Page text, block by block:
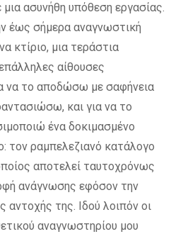
ασυνήθη υπόθεση εργασίας.
έως σήμερα αναγνωστική
κτίριο, μια τεράστια
αίθουσες
να το αποδώσω με σαφήνεια
και για να το
ένα δοκιμασμένο
τον ραμπελεζιανό κατάλογο
αποτελεί ταυτοχρόνως
ανάγνωσης εφόσον την
αντοχής της. Ιδού λοιπόν οι
αναγνωστηρίου μου